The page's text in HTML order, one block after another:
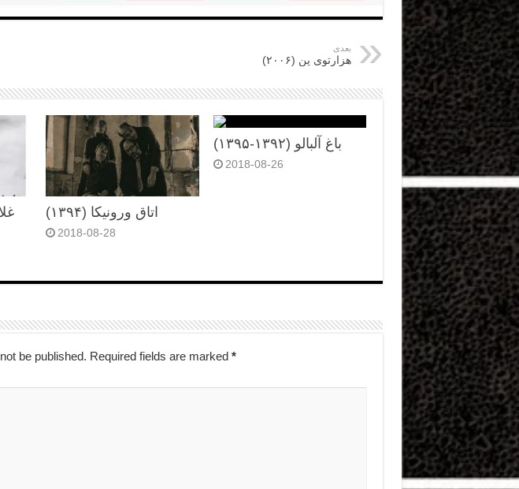
بعدی
هزارتوی پن (۲۰۰۶)
اتاق ورونیکا (۱۳۹۴)
2018-08-28
باغ آلبالو (۱۳۹۲-۱۳۹۵)
2018-08-26
be published. Required fields are marked *